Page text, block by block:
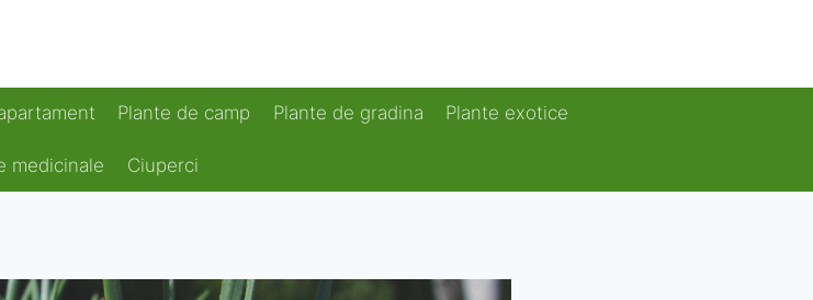
Plante de camp Plante de gradina Plante exotice
medicinale Ciuperci